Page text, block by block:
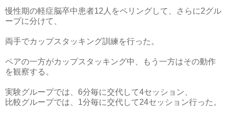
慢性期の軽症脳卒中患者12人をペリングして、さらに2グル
ープに分けて、
両手でカップスタッキング訓練を行った。
ペアの一方がカップスタッキング中、もう一方はその動作
を観察する。
実験グループでは、6分毎に交代して4セッション、
比較グループでは、1分毎に交代して24セッション行った。